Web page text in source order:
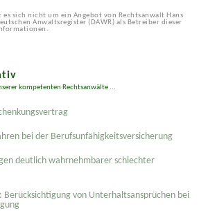
es sich nicht um ein Angebot von Rechtsanwalt Hans
Anwaltsregister (DAWR) als Betreiber dieser
kompetenten Rechtsanwälte ...
bei der Berufsunfähigkeitsversicherung
deutlich wahrnehmbarer schlechter
Berücksichtigung von Unterhaltsansprüchen bei